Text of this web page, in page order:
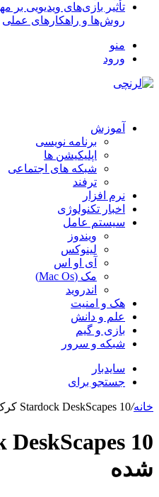
تأثیر بازی‌های ویدیویی
روش‌ها و راهکارهای عملی
منو
ورود
آموزش
برنامه نویسی
اپلیکیشن ها
شبکه های اجتماعی
ترفند
نرم افزار
اخبار تکنولوژی
سیستم عامل
ویندوز
لینوکس
آی او اس
مک (Mac Os)
اندروید
هک و امنیت
علم و دانش
بازی و گیم
شبکه و سرور
سایدبار
جستجو برای
خانه/Stardock DeskScapes 10 کرک شده
شده